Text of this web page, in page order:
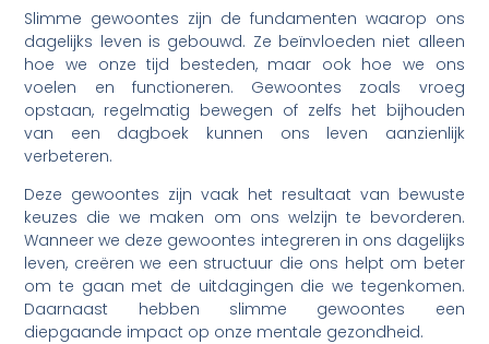
Slimme gewoontes zijn de fundamenten waarop ons
dagelijks leven is gebouwd. Ze beïnvloeden niet alleen
hoe we onze tijd besteden, maar ook hoe we ons
voelen en functioneren. Gewoontes zoals vroeg
opstaan, regelmatig bewegen of zelfs het bijhouden
van een dagboek kunnen ons leven aanzienlijk
verbeteren.
Deze gewoontes zijn vaak het resultaat van bewuste
keuzes die we maken om ons welzijn te bevorderen.
Wanneer we deze gewoontes integreren in ons dagelijks
leven, creëren we een structuur die ons helpt om beter
om te gaan met de uitdagingen die we tegenkomen.
Daarnaast hebben slimme gewoontes een
diepgaande impact op onze mentale gezondheid.